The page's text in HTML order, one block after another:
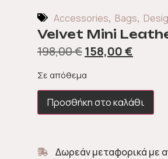
Accessories, Bags,
Velvet Mini
198,00€158,00€
Σε απόθεμα
Προσθήκη στο καλάθι
Δωρεάν μεταφορικά με